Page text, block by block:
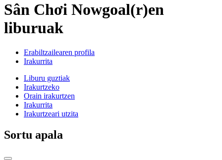
Sân Chơi Nowgoal(r)en
liburuak
Erabiltzailearen profila
Irakurrita
Liburu guztiak
Irakurtzeko
Orain irakurtzen
Irakurrita
Irakurtzeari utzita
Sortu apala